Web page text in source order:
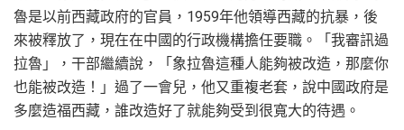
魯是以前西藏政府的官員，1959年他領導西藏的抗暴，後
來被釋放了，現在在中國的行政機構擔任要職。「我審訊過
拉魯」，干部繼續說，「象拉魯這種人能夠被改造，那麼你
也能被改造！」過了一會兒，他又重複老套，說中國政府是
多麼造福西藏，誰改造好了就能夠受到很寬大的待遇。